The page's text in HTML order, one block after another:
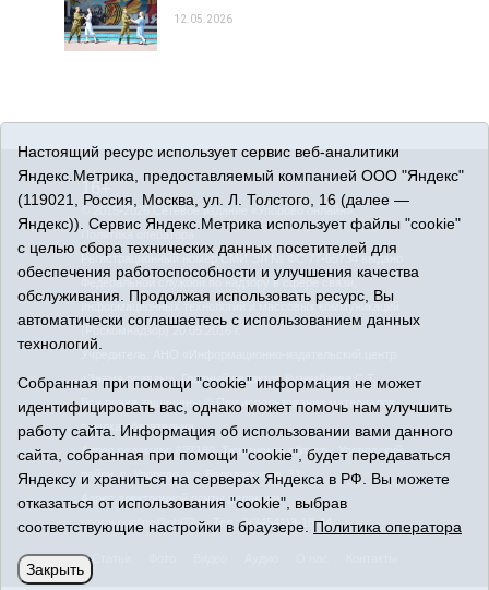
12.05.2026
16+
© 2015-2026 Сетевое издание «Упорово онлайн».
Политика оператора
Регистрационный номер СМИ ЭЛ № ФС 77-65734 выдано
Федеральной службой по надзору в сфере связи,
информационных технологий и массовых коммуникаций
«Знамя правды». Главный редактор Кузембаева С.Т.
Все права защищены © При использовании материалов
ссылка обязательна
Адрес редакции: 627180, Тюменская область, Упоровский
район, с. Упорово, ул. Володарского, 31
Адрес электронной почты редакции:
uporovoonline@obl72.ruТел.: 8(34541)3-16-44
Статьи
Настоящий ресурс использует сервис веб-аналитики
Яндекс.Метрика, предоставляемый компанией ООО "Яндекс"
(119021, Россия, Москва, ул. Л. Толстого, 16 (далее —
Яндекс)). Сервис Яндекс.Метрика использует файлы "cookie"
с целью сбора технических данных посетителей для
обеспечения работоспособности и улучшения качества
обслуживания. Продолжая использовать ресурс, Вы
автоматически соглашаетесь с использованием данных
технологий.
Собранная при помощи "cookie" информация не может
идентифицировать вас, однако может помочь нам улучшить
работу сайта. Информация об использовании вами данного
сайта, собранная при помощи "cookie", будет передаваться
Яндексу и храниться на серверах Яндекса в РФ. Вы можете
отказаться от использования "cookie", выбрав
соответствующие настройки в браузере. Политика оператора
Закрыть